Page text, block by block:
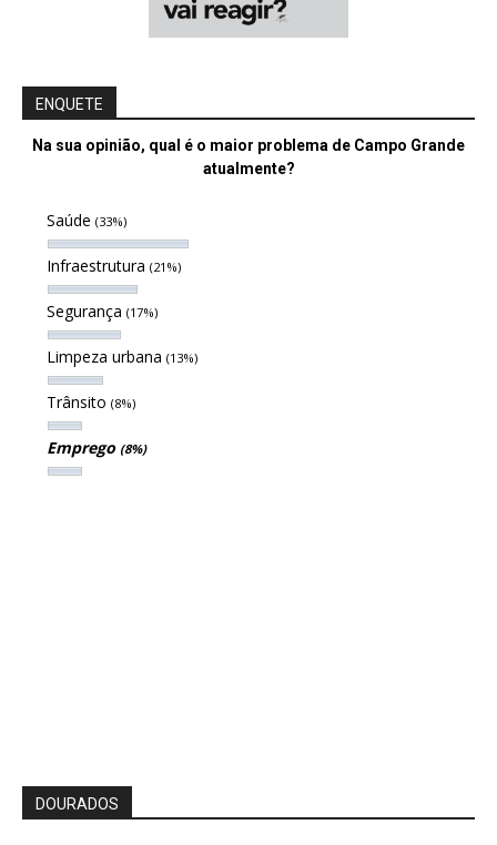
ENQUETE
Na sua opinião, qual é o maior problema de Campo Grande
atualmente?
Saúde (33%)
Infraestrutura (21%)
Segurança (17%)
Limpeza urbana (13%)
Trânsito (8%)
Emprego (8%)
DOURADOS